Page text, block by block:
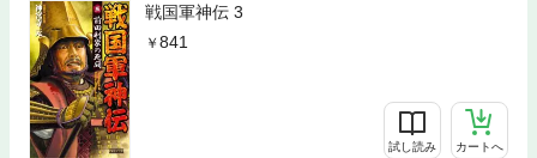
戦国軍神伝 3
841
試し読み カートへ